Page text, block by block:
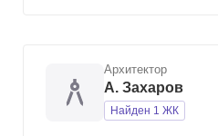
Архитектор
А. Захаров
Найден 1 ЖК